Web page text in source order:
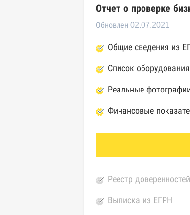
Отчет о проверке
Обновлен 02.07.2021
Общие сведения из
Список оборудования
Реальные фотографии
Финансовые
Реестр доверенностей
Выписка из ЕГРН